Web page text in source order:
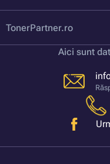
TonerPartner.ro
Aici sunt